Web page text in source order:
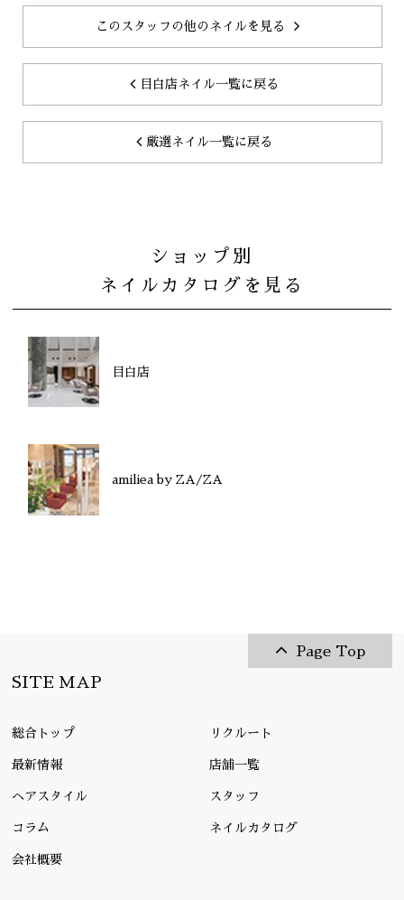
このスタッフの他のネイルを見る
目白店ネイル一覧に戻る
厳選ネイル一覧に戻る
ショップ別
ネイルカタログを見る
目白店
amiliea by ZA/ZA
Page Top
SITE MAP
総合トップ リクルート
最新情報 店舗一覧
ヘアスタイル スタッフ
コラム ネイルカタログ
会社概要